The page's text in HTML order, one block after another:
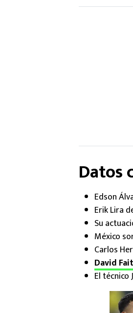
Datos
Edson
Erik Lira
Su
México
Carlos
David
El